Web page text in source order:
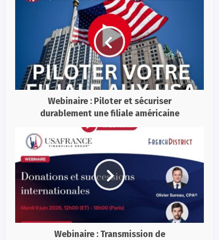
Webinaire : Piloter et sécuriser
durablement une filiale américaine
Webinaire : Transmission de